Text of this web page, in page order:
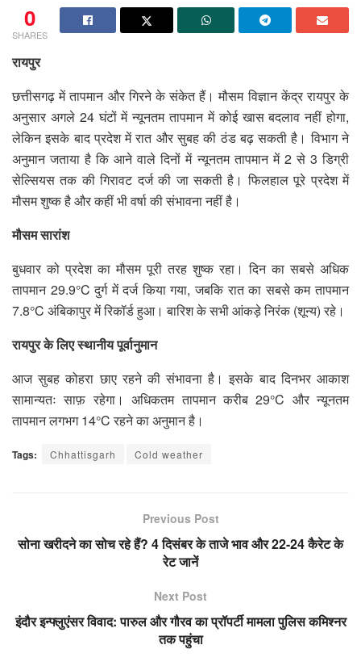
0
SHARES
रायपुर
छत्तीसगढ़ में तापमान और गिरने के संकेत हैं। मौसम विज्ञान केंद्र रायपुर के
अनुसार अगले 24 घंटों में न्यूनतम तापमान में कोई खास बदलाव नहीं होगा,
लेकिन इसके बाद प्रदेश में रात और सुबह की ठंड बढ़ सकती है। विभाग ने
अनुमान जताया है कि आने वाले दिनों में न्यूनतम तापमान में 2 से 3 डिग्री
सेल्सियस तक की गिरावट दर्ज की जा सकती है। फिलहाल पूरे प्रदेश में
मौसम शुष्क है और कहीं भी वर्षा की संभावना नहीं है।
मौसम सारांश
बुधवार को प्रदेश का मौसम पूरी तरह शुष्क रहा। दिन का सबसे अधिक
तापमान 29.9°C दुर्ग में दर्ज किया गया, जबकि रात का सबसे कम तापमान
7.8°C अंबिकापुर में रिकॉर्ड हुआ। बारिश के सभी आंकड़े निरंक (शून्य) रहे।
रायपुर के लिए स्थानीय पूर्वानुमान
आज सुबह कोहरा छाए रहने की संभावना है। इसके बाद दिनभर आकाश
सामान्यतः साफ़ रहेगा। अधिकतम तापमान करीब 29°C और न्यूनतम
तापमान लगभग 14°C रहने का अनुमान है।
Tags: Chhattisgarh Cold weather
Previous Post
सोना खरीदने का सोच रहे हैं? 4 दिसंबर के ताजे भाव और 22-24 कैरेट के
रेट जानें
Next Post
इंदौर इन्फ्लुएंसर विवाद: पारुल और गौरव का प्रॉपर्टी मामला पुलिस कमिश्नर
तक पहुंचा